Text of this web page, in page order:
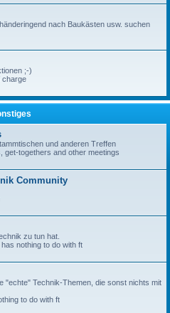
nach Baukästen usw. suchen
;-)
charge
und anderen Treffen
get-togethers and other meetings
Community
zu tun hat.
nothing to do with ft
"echte" Technik-Themen, die sonst nichts mit
to do with ft